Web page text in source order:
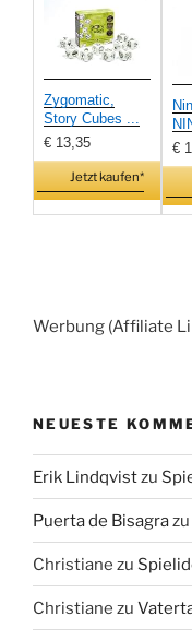
Zygomatic,
Story Cubes ...
€ 13,35
Jetzt kaufen*
€
Werbung (Affiliate
NEUESTE
Erik Lindqvistzu
Puerta de Bisagrazu
Christiane zu
Christiane zu